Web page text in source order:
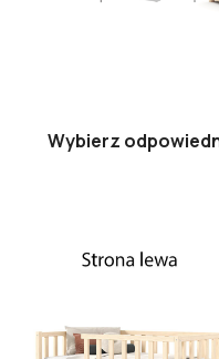
Wybierz